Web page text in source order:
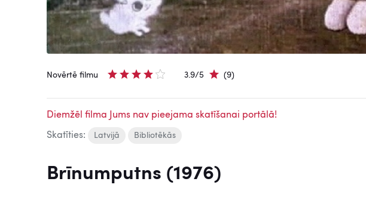
Novērtē filmu 3.9/5 (9)
Diemžēl filma Jums nav pieejama skatīšanai portālā!
Skatīties: Latvijā Bibliotēkās
Brīnumputns (1976)